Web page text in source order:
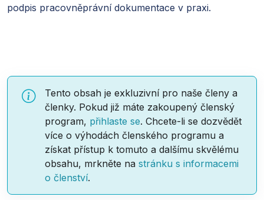
podpis pracovněprávní dokumentace v praxi.
Tento obsah je exkluzivní pro naše členy a
členky. Pokud již máte zakoupený členský
program, přihlaste se. Chcete-li se dozvědět
více o výhodách členského programu a
získat přístup k tomuto a dalšímu skvělému
obsahu, mrkněte na stránku s informacemi
o členství.